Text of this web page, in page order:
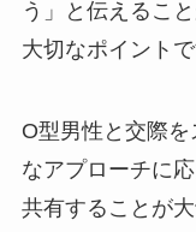
う」と伝えるこ
大切なポイントで
O型男性と交際
なアプローチに
共有することが